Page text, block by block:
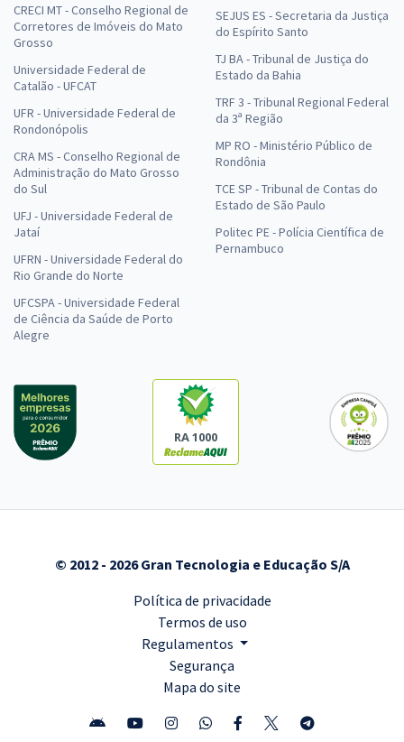
CRECI MT - Conselho Regional de
Corretores de Imóveis do Mato
Grosso
Universidade Federal de
Catalão - UFCAT
UFR - Universidade Federal de
Rondonópolis
CRA MS - Conselho Regional de
Administração do Mato Grosso
do Sul
UFJ - Universidade Federal de
Jataí
UFRN - Universidade Federal do
Rio Grande do Norte
UFCSPA - Universidade Federal
de Ciência da Saúde de Porto
Alegre
SEJUS ES - Secretaria da Justiça
do Espírito Santo
TJ BA - Tribunal de Justiça do
Estado da Bahia
TRF 3 - Tribunal Regional Federal
da 3ª Região
MP RO - Ministério Público de
Rondônia
TCE SP - Tribunal de Contas do
Estado de São Paulo
Politec PE - Polícia Científica de
Pernambuco
RA 1000
© 2012 - 2026 Gran Tecnologia e Educação S/A
Política de privacidade
Termos de uso
Regulamentos
Segurança
Mapa do site